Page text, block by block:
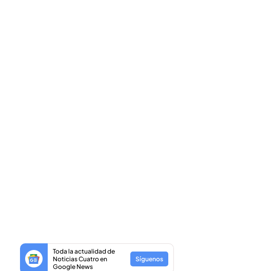
Toda la actualidad de
Noticias Cuatro en
Google News
Síguenos